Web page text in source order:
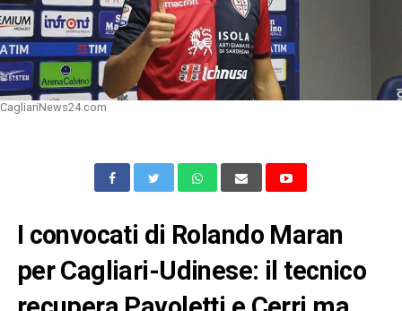
CagliariNews24.com
I convocati di Rolando Maran
per Cagliari-Udinese: il tecnico